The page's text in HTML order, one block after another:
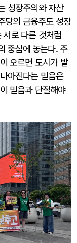
성장주의와 자산
당의 금융주도 성장
로 다른 것처럼
중심에 놓는다. 주
오르면 도시가 발
아진다는 믿음은
믿음과 단절해야